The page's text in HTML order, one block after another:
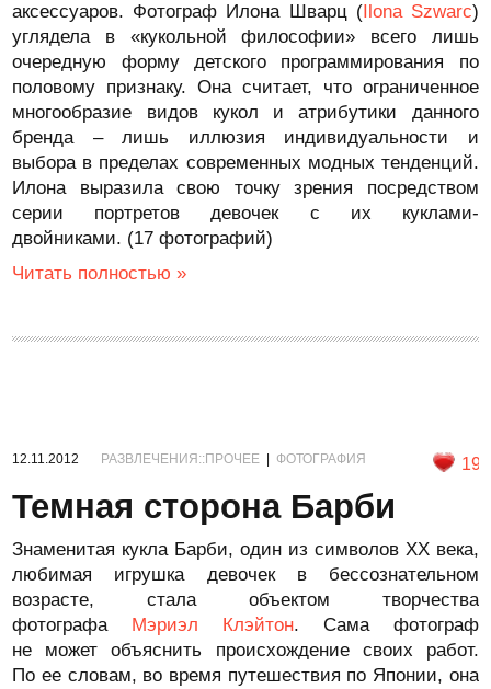
аксессуаров. Фотограф Илона Шварц (Ilona Szwarc)
углядела в «кукольной философии» всего лишь
очередную форму детского программирования по
половому признаку. Она считает, что ограниченное
многообразие видов кукол и атрибутики данного
бренда – лишь иллюзия индивидуальности и
выбора в пределах современных модных тенденций.
Илона выразила свою точку зрения посредством
серии портретов девочек с их куклами-
двойниками. (17 фотографий)
Читать полностью »
12.11.2012 РАЗВЛЕЧЕНИЯ::ПРОЧЕЕ |ФОТОГРАФИЯ 19
Темная сторона Барби
Знаменитая кукла Барби, один из символов XX века,
любимая игрушка девочек в бессознательном
возрасте, стала объектом творчества
фотографа Мэриэл Клэйтон. Сама фотограф
не может объяснить происхождение своих работ.
По ее словам, во время путешествия по Японии, она